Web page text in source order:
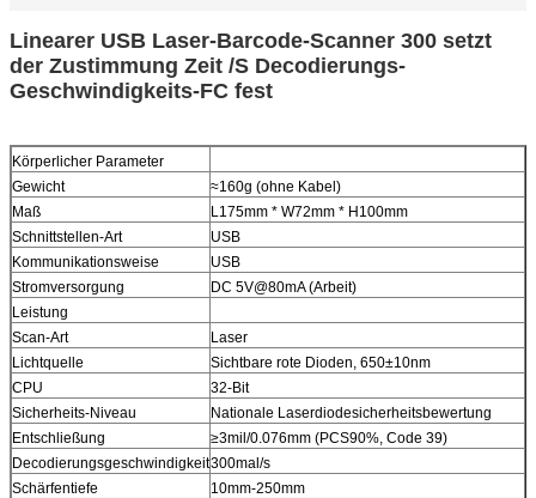
Linearer USB Laser-Barcode-Scanner 300 setzt
der Zustimmung Zeit /S Decodierungs-
Geschwindigkeits-FC fest
Körperlicher Parameter
Gewicht
≈160g (ohne Kabel)
Maß
L175mm * W72mm * H100mm
Schnittstellen-Art
USB
Kommunikationsweise
USB
Stromversorgung
DC 5V@80mA (Arbeit)
Leistung
Scan-Art
Laser
Lichtquelle
Sichtbare rote Dioden, 650±10nm
CPU
32-Bit
Sicherheits-Niveau
Nationale Laserdiodesicherheitsbewertung
Entschließung
≥3mil/0.076mm (PCS90%, Code 39)
Decodierungsgeschwindigkeit300mal/s
Schärfentiefe
10mm-250mm